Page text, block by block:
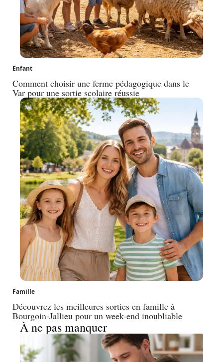
Enfant
Comment choisir une ferme pédagogique dans le
Var pour une sortie scolaire réussie
Famille
Découvrez les meilleures sorties en famille à
Bourgoin-Jallieu pour un week-end inoubliable
À ne pas manquer